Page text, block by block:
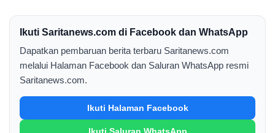
Ikuti Saritanews.com di Facebook dan WhatsApp
Dapatkan pembaruan berita terbaru Saritanews.com
melalui Halaman Facebook dan Saluran WhatsApp resmi
Saritanews.com.
Ikuti Halaman Facebook
Ikuti Saluran WhatsApp